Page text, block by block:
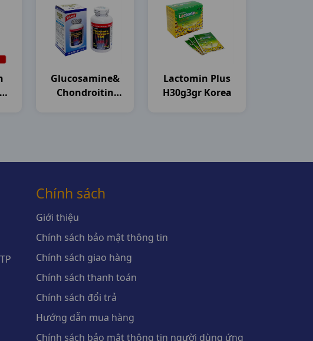
Glucosamine&
Chondroitin
Lactomin Plus
H30g3gr Korea
Chính sách
Giới thiệu
Chính sách bảo mật thông tin
Chính sách giao hàng
Chính sách thanh toán
Chính sách đổi trả
Hướng dẫn mua hàng
Chính sách bảo mật thông tin người dùng ứng